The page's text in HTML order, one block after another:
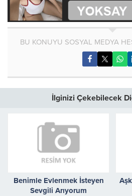
BU KONUYU SOSYAL MEDYA
İlginizi Çekebilecek
Benimle Evlenmek İsteyen
Sevgili Arıyorum